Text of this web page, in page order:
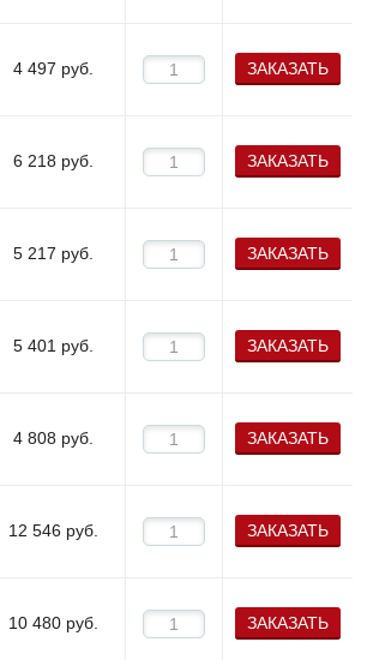
4 497 руб. ЗАКАЗАТЬ
6 218 руб. ЗАКАЗАТЬ
5 217 руб. ЗАКАЗАТЬ
5 401 руб. ЗАКАЗАТЬ
4 808 руб. ЗАКАЗАТЬ
12 546 руб. ЗАКАЗАТЬ
10 480 руб. ЗАКАЗАТЬ